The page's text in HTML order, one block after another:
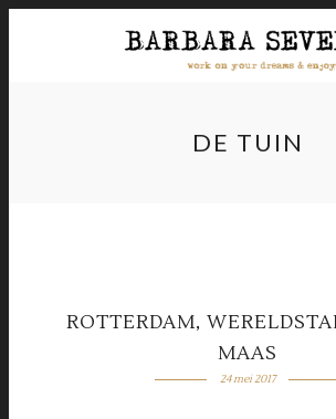
DE TUIN
ROTTERDAM,
MAAS
24 mei 2017